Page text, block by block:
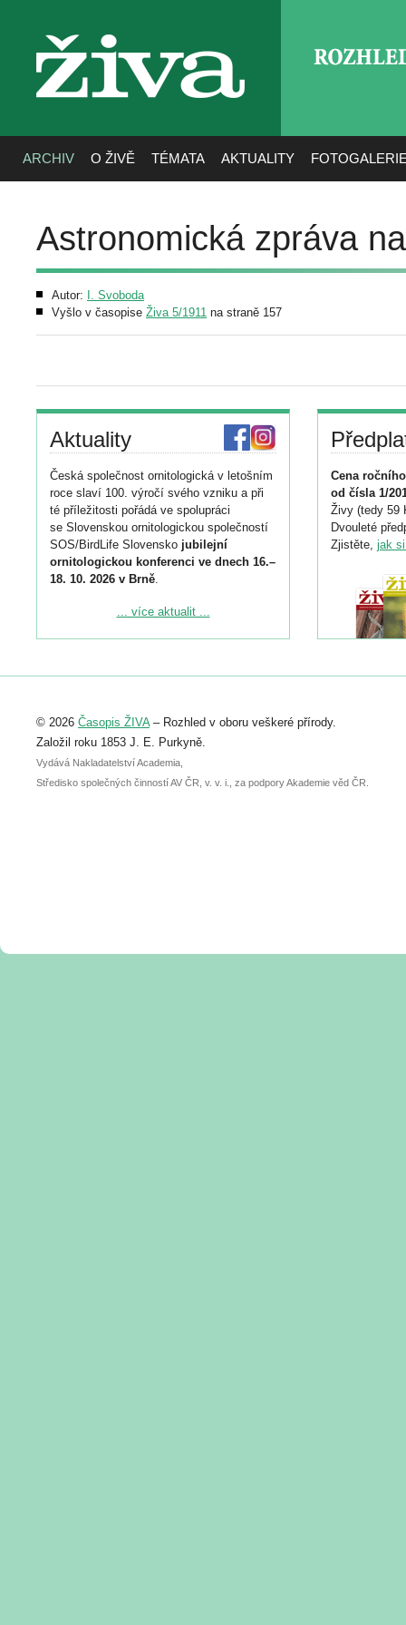
živa
ARCHIV O ŽIVĚ TÉMATA AKTUALITY
Astronomická zpráva
Autor:
I. Svoboda
Vyšlo v časopise Živa 5/1911 na straně 157
Aktuality
Česká společnost ornitologická v letošním
roce slaví 100. výročí svého vzniku a při
té příležitosti pořádá ve spolupráci
se Slovenskou ornitologickou společností
SOS/BirdLife Slovensko jubilejní
ornitologickou konferenci ve dnech 16.–
18. 10. 2026 v Brně.
Podrobnější informace ke konferenci
Registrovat se můžete do 6. září.
abstraktu přihlášené přednášky nebo
posteru je už 30. června.
... více aktualit ...
Cena
od čísla 1/
Živy (tedy 59
Dvouleté
Zjistěte, jak
© 2026 Časopis ŽIVA– Rozhled v oboru veškeré přírody.
Založil roku 1853 J. E. Purkyně.
Vydává Nakladatelství Academia,
Středisko společných činností AV ČR, v. v. i., za podpory Akademie věd ČR.